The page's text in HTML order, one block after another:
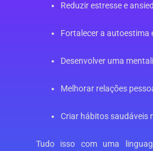
Reduzir estresse e
Fortalecer a autoestima
Desenvolver uma
Melhorar relações
Criar hábitos saudáveis
Tudo isso com uma